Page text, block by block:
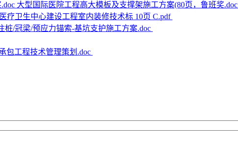
大型国际医院工程高大模板及支撑架施工方案(80页，鲁班奖.doc
疗卫生中心建设工程室内装修技术标 10页 C.pdf
桩/冠梁/预应力锚索-基坑支护施工方案.doc
包工程技术管理策划.doc